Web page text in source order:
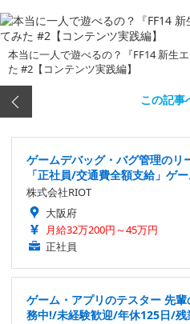
本当に一人で遊べるの？『FF14 新生
た #2【コンテンツ実践編】
この記事
ゲームデバッグ・バグ管理のリ
「正社員/交通費全額支給」ゲ
株式会社RIOT
大阪府
月給32万200円～45万円
正社員
ゲーム・アプリのテスター 先
務中!/未経験歓迎/年休125日/残